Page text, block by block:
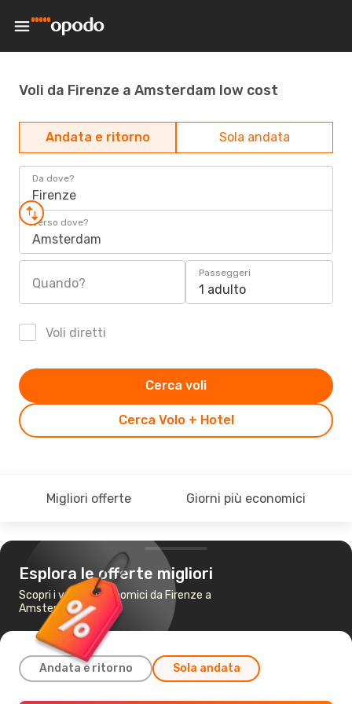
Voli da Firenze a Amsterdam low cost
Andata e ritorno Sola andata
Da dove?
Firenze
Verso dove?
Amsterdam
Quando?
Passeggeri
1 adulto
Voli diretti
Cerca Volo + Hotel
Cerca voli
Migliori offerte Giorni più economici
Esplora le offerte migliori
Scopri i voli più economici da Firenze a
Amsterdam
Andata e ritorno Sola andata